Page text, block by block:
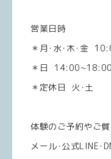
営業日時
＊月･水･木･金
＊日 14:00~18:00
＊定休日 火･土
体験のご予約やご
メール･公式LINE･